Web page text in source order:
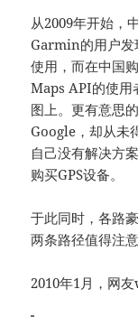
从2009年开始，
Garmin的用户发
使用，而在中国
Maps API的使用
图上。更有意思
Google，却从未
自己没有解决方
购买GPS设备。
于此同时，各路
两条路径值得注意
2010年1月，网